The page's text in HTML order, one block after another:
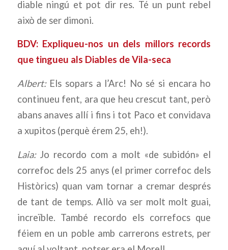
diable ningú et pot dir res. Té un punt rebel
això de ser dimoni.
BDV: Expliqueu-nos un dels millors records
que tingueu als Diables de Vila-seca
Albert:Els sopars a l’Arc! No sé si encara ho
continueu fent, ara que heu crescut tant, però
abans anaves allí i fins i tot Paco et convidava
a xupitos (perquè érem 25, eh!).
Laia:Jo recordo com a molt «de subidón» el
correfoc dels 25 anys (el primer correfoc dels
Històrics) quan vam tornar a cremar després
de tant de temps. Allò va ser molt molt guai,
increïble. També recordo els correfocs que
féiem en un poble amb carrerons estrets, per